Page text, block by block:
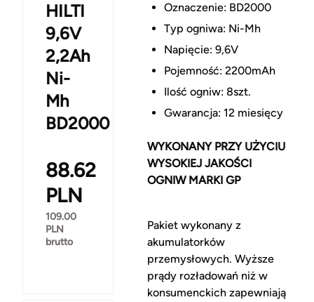
HILTI
9,6V
2,2Ah
Ni-
Mh
BD2000
88.62
PLN
109.00
PLN
brutto
Oznaczenie: BD2000
Typ ogniwa: Ni-Mh
Napięcie: 9,6V
Pojemność: 2200mAh
Ilość ogniw: 8szt.
Gwarancja: 12 miesięcy
WYKONANY PRZY UŻYCIU
WYSOKIEJ JAKOŚCI
OGNIW MARKI GP
Pakiet wykonany z
akumulatorków
przemysłowych. Wyższe
prądy rozładowań niż w
konsumenckich zapewniają